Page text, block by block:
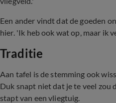
Een ander vindt dat de goeden
hier. 'Ik heb ook wat op, maar ik
Traditie
Aan tafel is de stemming ook
Duk snapt niet dat je te veel zou
stapt van een vliegtuig.